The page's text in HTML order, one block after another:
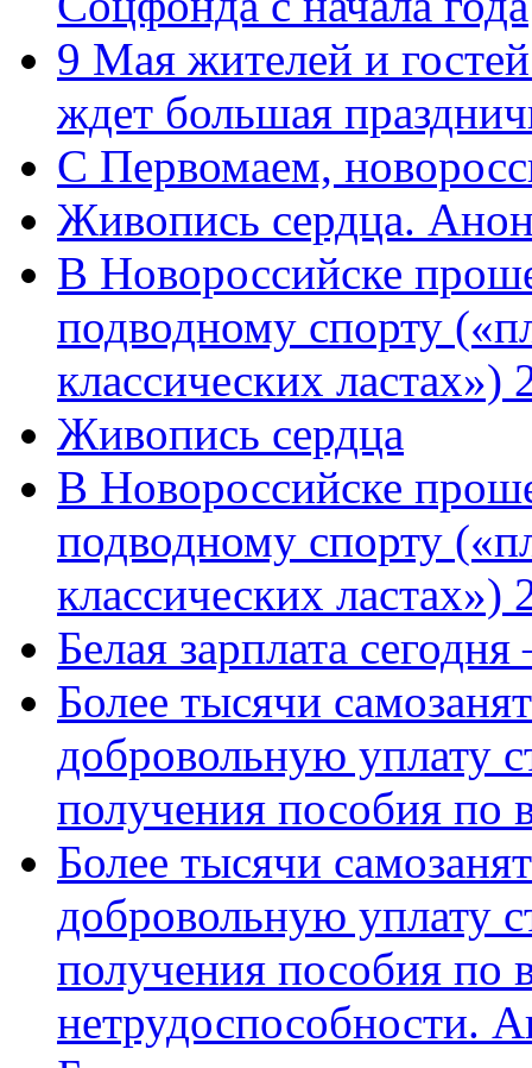
9 Мая жителей и
ждет большая
C Первомаем,
Живопись сердца.
В Новороссийске
подводному спорту
классических
Живопись сердца
В Новороссийске
подводному спорту
классических ластах»)
Белая зарплата
Более тысячи
добровольную уплату
получения пособия по
Более тысячи
добровольную уплату
получения пособия по
нетрудоспособности.